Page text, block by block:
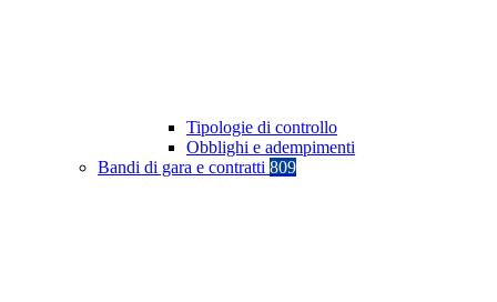
Tipologie di controllo
Obblighi e adempimenti
Bandi di gara e contratti 809